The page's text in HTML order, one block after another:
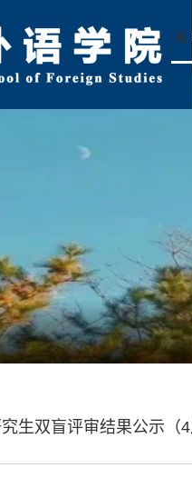
首
生双盲评审结果公示（4